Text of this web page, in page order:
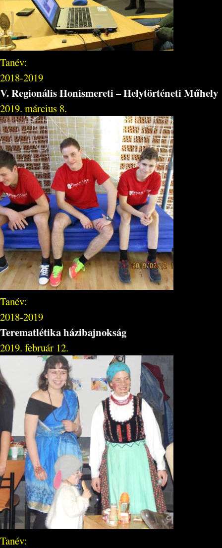
Tanév:
2018-2019
V. Regionális Honismereti – Helytörténeti Műhely
2019. március 8.
Tanév:
2018-2019
Terematlétika házibajnokság
2019. február 12.
Tanév: